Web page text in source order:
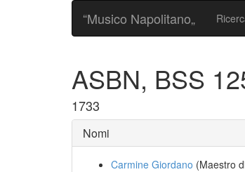
“Musico Napolitano„
ASBN, BSS
1733
Nomi
Carmine Giordano (Maestro